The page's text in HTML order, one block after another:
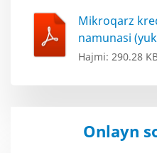
Mikroqarz
namunasi
Hajmi: 290.28
Onlayn